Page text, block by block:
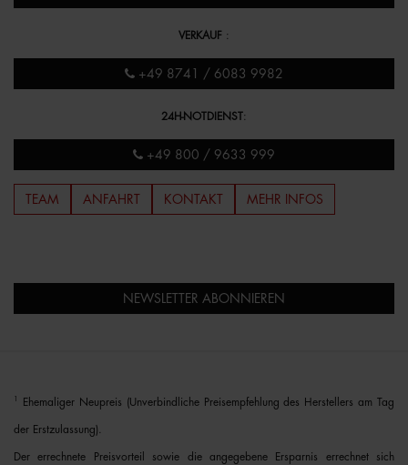
VERKAUF :
+49 8741 / 6083 9982
24H-NOTDIENST:
+49 800 / 9633 999
TEAM ANFAHRT KONTAKT MEHR INFOS
NEWSLETTER ABONNIEREN
Ehemaliger Neupreis (Unverbindliche Preisempfehlung des Herstellers am Tag
der Erstzulassung).
Der errechnete Preisvorteil sowie die angegebene Ersparnis errechnet sich